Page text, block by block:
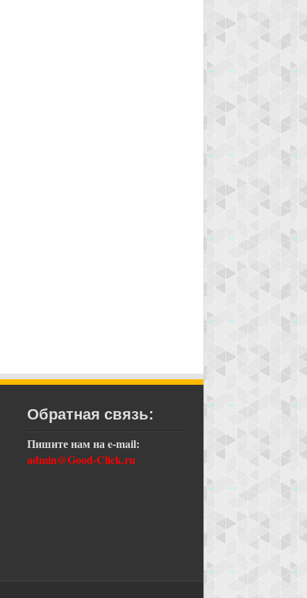
Обратная связь:
Пишите нам наe-mail:
admin@Good-Click.ru